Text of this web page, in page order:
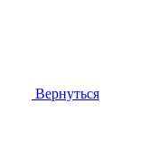
Вернуться